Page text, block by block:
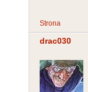
Strona
drac030